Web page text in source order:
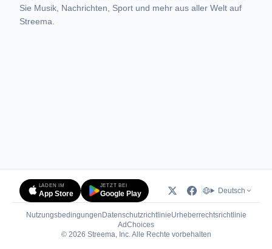
Sie Musik, Nachrichten, Sport und mehr aus aller Welt auf
Streema.
LADEN IM
App Store
JETZT BEI
Google Play Deutsch
Nutzungsbedingungen DatenschutzrichtlinieUrheberrechtsrichtlinie
AdChoices(öffnet in neuem Tab)
© 2026 Streema, Inc. Alle Rechte vorbehalten